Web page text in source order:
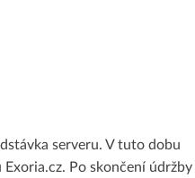
serveru. V tuto dobu
Po skončení údržby